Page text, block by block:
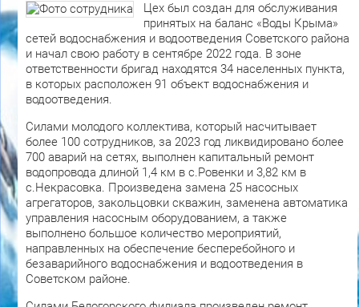
Цех был создан для обслуживания
принятых на баланс «Воды Крыма»
сетей водоснабжения и водоотведения Советского района
и начал свою работу в сентябре 2022 года. В зоне
ответственности бригад находятся 34 населенных пункта,
в которых расположен 91 объект водоснабжения и
водоотведения.
Силами молодого коллектива, который насчитывает
более 100 сотрудников, за 2023 год ликвидировано более
700 аварий на сетях, выполнен капитальный ремонт
водопровода длиной 1,4 км в с.Ровенки и 3,82 км в
с.Некрасовка. Произведена замена 25 насосных
агрегаторов, закольцовки скважин, заменена автоматика
управления насосным оборудованием, а также
выполнено большое количество мероприятий,
направленных на обеспечение бесперебойного и
безаварийного водоснабжения и водоотведения в
Советском районе.